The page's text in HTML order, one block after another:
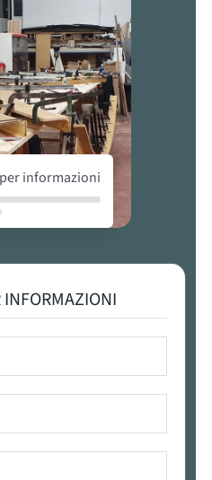
informazioni
INFORMAZIONI